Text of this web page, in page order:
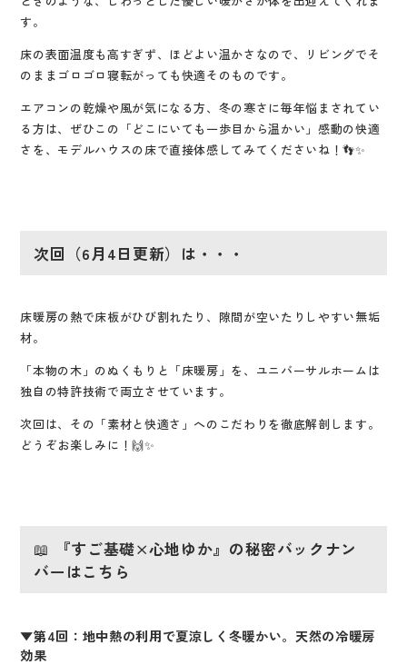
す。
床の表面温度も高すぎず、ほどよい温かさなので、リビングでそ
のままゴロゴロ寝転がっても快適そのものです。
エアコンの乾燥や風が気になる方、冬の寒さに毎年悩まされてい
る方は、ぜひこの「どこにいても一歩目から温かい」感動の快適
さを、モデルハウスの床で直接体感してみてくださいね！👣✨
次回（6月4日更新）は・・・
床暖房の熱で床板がひび割れたり、隙間が空いたりしやすい無垢
材。
「本物の木」のぬくもりと「床暖房」を、ユニバーサルホームは
独自の特許技術で両立させています。
次回は、その「素材と快適さ」へのこだわりを徹底解剖します。
どうぞお楽しみに！🙌✨
📖
『すご基礎×心地ゆか』の秘密バックナン
バーはこちら
▼第4回：地中熱の利用で夏涼しく冬暖かい。天然の冷暖房
効果